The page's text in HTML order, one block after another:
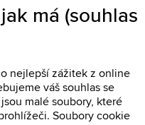
má (souhlas
nejlepší zážitek z online
váš souhlas se
malé soubory, které
Soubory cookie